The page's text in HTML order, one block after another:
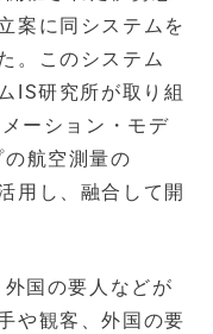
案に同システムを
。このシステム
IS研究所が取り組
ーション・モデ
航空測量の
用し、融合して開
国の要人などが
や観客、外国の要